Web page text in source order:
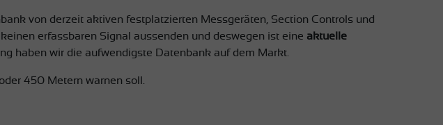
von derzeit aktiven festplatzierten Messgeräten, Section Controls und
erfassbaren Signal aussenden und deswegen ist eine aktuelle
haben wir die aufwendigste Datenbank auf dem Markt.
450 Metern warnen soll.